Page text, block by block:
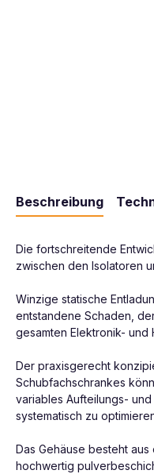
Beschreibung
Die fortschreitende
zwischen den Isolatoren
Winzige statische
entstandene Schaden,
gesamten Elektronik-
Der praxisgerecht
Schubfachschrankes
variables Aufteilungs-
systematisch zu
Das Gehäuse besteht
hochwertig